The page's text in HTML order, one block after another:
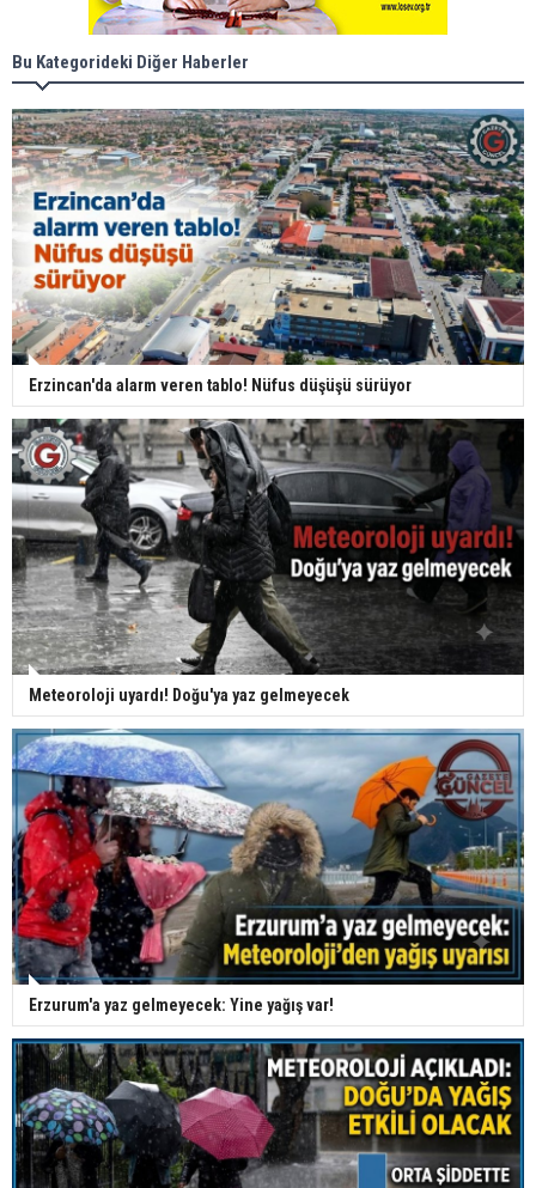
Bu Kategorideki Diğer Haberler
Erzincan'da alarm veren tablo! Nüfus düşüşü sürüyor
Meteoroloji uyardı! Doğu'ya yaz gelmeyecek
Erzurum'a yaz gelmeyecek: Yine yağış var!